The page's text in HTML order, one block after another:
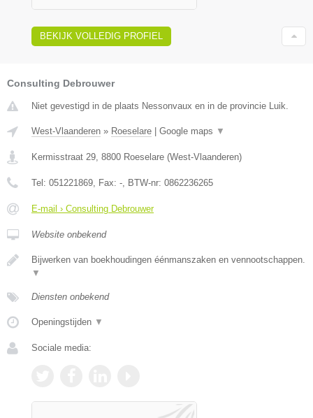
BEKIJK VOLLEDIG PROFIEL
Consulting Debrouwer
Niet gevestigd in de plaats Nessonvaux en in de provincie Luik.
West-Vlaanderen » Roeselare Google maps ▼
Kermisstraat 29 8800 Roeselare (West-Vlaanderen)
Tel: 051221869 , Fax: - , BTW-nr: 0862236265
E-mail › Consulting Debrouwer
Website onbekend
Bijwerken van boekhoudingen éénmanszaken en vennootschappen.
▼
Diensten onbekend
Openingstijden ▼
Sociale media: